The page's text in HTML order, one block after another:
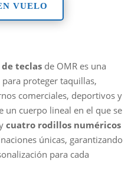
VUELO
teclasde OMR es una
proteger taquillas,
comerciales, deportivos y
un cuerpo lineal en el que se
cuatro rodillos numéricos
únicas, garantizando
para cada